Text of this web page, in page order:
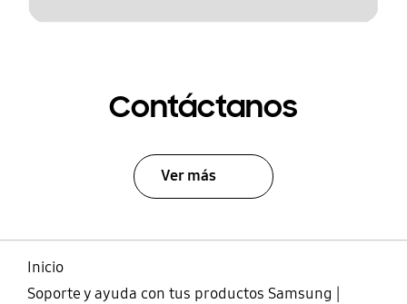
Contáctanos
Ver más
Inicio
Soporte y ayuda con tus productos Samsung |